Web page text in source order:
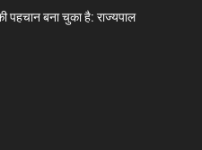
पहचान बना चुका है: राज्यपाल